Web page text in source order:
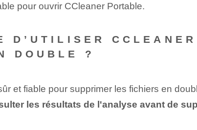
pour ouvrir CCleaner Portable.
D’UTILISER
DOUBLE ?
et fiable pour supprimer les fichiers en
les résultats de l'analyse avant de